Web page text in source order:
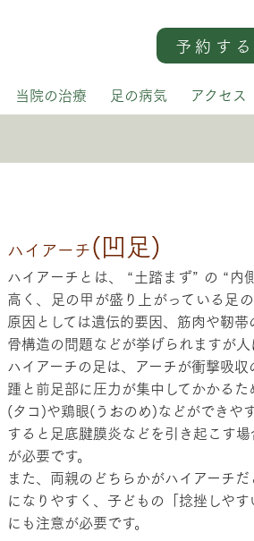
予約する
当院の治療 足の病気 アクセス
ハイアーチ(凹足)
ハイアーチとは、 “土踏まず” の “内
高く、足の甲が盛り上がっている足の
原因としては遺伝的要因、筋肉や靭
骨構造の問題などが挙げられますが人
ハイアーチの足は、アーチが衝撃吸収
踵と前足部に圧力が集中してかかる
(タコ)や鶏眼(うおのめ)などができや
すると足底腱膜炎などを引き起こす
が必要です。
また、両親のどちらかがハイアーチ
になりやすく、​子どもの「捻挫しやす
にも注意が必要です。